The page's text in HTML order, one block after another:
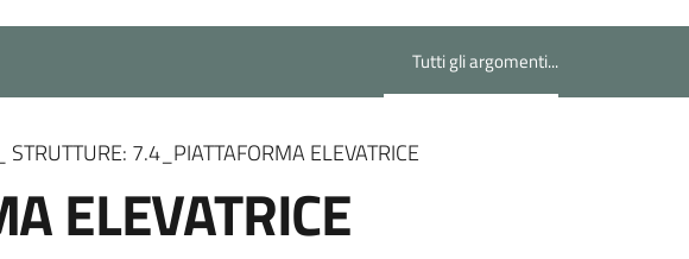
Tutti gli argomenti...
Menu selezionato
STRUTTURE: 7.4_PIATTAFORMA ELEVATRICE
ELEVATRICE